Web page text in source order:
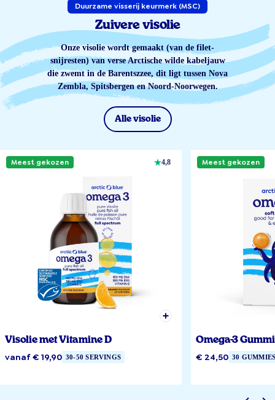
Duurzame visserij keurmerk (MSC)
Zuivere visolie
Onze visolie wordt gemaakt (van de filet-
snijresten) van verse Arctische wilde kabeljauw
die zwemt in de Barentszzee, dit ligt tussen Nova
Zembla, Spitsbergen en Noord-Noorwegen.
Alle visolie
Meest gekozen 4,8
Visolie met Vitamine D
vanaf € 19,90 30-50 SERVINGS
Meest gekozen
Omega-3
€ 24,50 30